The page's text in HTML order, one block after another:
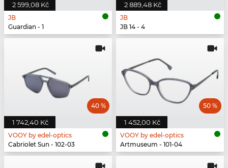
2 599,08 Kč
JB
Guardian - 1
2 889,48 Kč
JB
JB 14 - 4
1 742,40 Kč
40 %
VOOY by edel-optics
Cabriolet Sun - 102-03
1 452,00 Kč
50 %
VOOY by edel-optics
Artmuseum - 101-04